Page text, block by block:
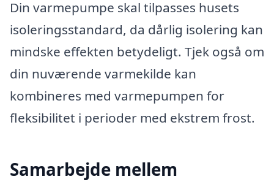
Din varmepumpe skal tilpasses husets
isoleringsstandard, da dårlig isolering kan
mindske effekten betydeligt. Tjek også om
din nuværende varmekilde kan
kombineres med varmepumpen for
fleksibilitet i perioder med ekstrem frost.
Samarbejde mellem